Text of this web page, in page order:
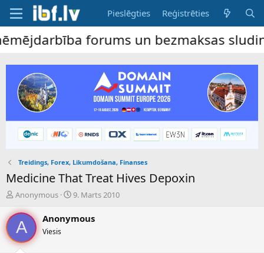
Pieslēgties Reģistrēties
forums un bezmaksas
Treidings, Forex, Likumdošana, Finanses
Medicine That Treat Hives Depoxin
P
v
e
d
i
Anonymous
S
k
9. Marts 2010
A Anonymous
Viesis